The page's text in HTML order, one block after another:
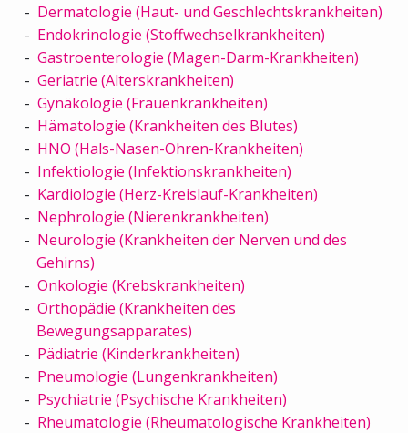
Dermatologie (Haut- und Geschlechtskrankheiten)
Endokrinologie (Stoffwechselkrankheiten)
Gastroenterologie (Magen-Darm-Krankheiten)
Geriatrie (Alterskrankheiten)
Gynäkologie (Frauenkrankheiten)
Hämatologie (Krankheiten des Blutes)
HNO (Hals-Nasen-Ohren-Krankheiten)
Infektiologie (Infektionskrankheiten)
Kardiologie (Herz-Kreislauf-Krankheiten)
Nephrologie (Nierenkrankheiten)
Neurologie (Krankheiten der Nerven und des
Gehirns)
Onkologie (Krebskrankheiten)
Orthopädie (Krankheiten des
Bewegungsapparates)
Pädiatrie (Kinderkrankheiten)
Pneumologie (Lungenkrankheiten)
Psychiatrie (Psychische Krankheiten)
Rheumatologie (Rheumatologische Krankheiten)